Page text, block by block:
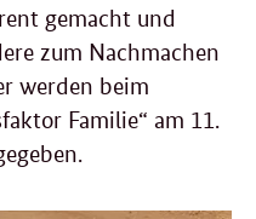
gemacht und
zum Nachmachen
werden beim
Familie“ am 11.